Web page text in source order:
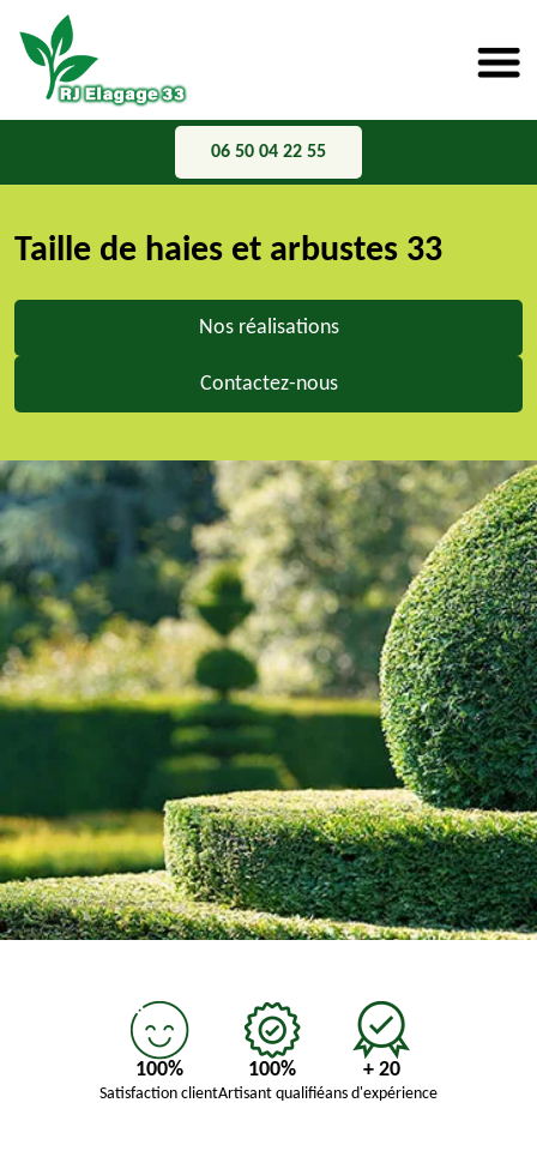
06 50 04 22 55
Taille de haies et arbustes 33
Nos réalisations
Contactez-nous
100%
Satisfaction client
100%
Artisant qualifié
+ 20
ans d'expérience